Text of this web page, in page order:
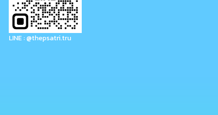
LINE : @thepsatri.tru